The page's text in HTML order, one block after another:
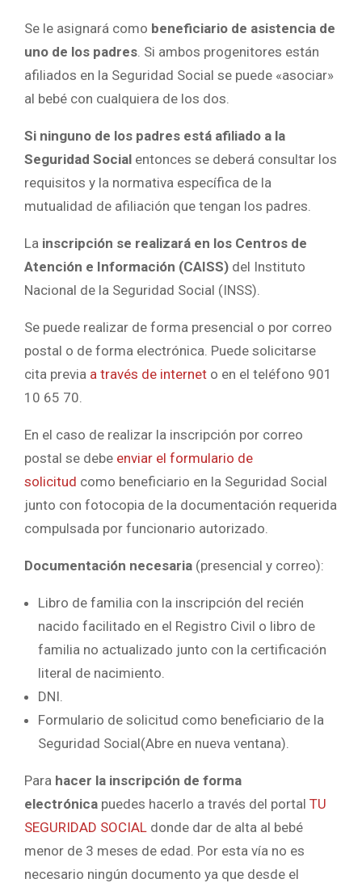
Se le asignará como beneficiario de asistencia de
uno de los padres . Si ambos progenitores están
afiliados en la Seguridad Social se puede «asociar»
al bebé con cualquiera de los dos.
Si ninguno de los padres está afiliado a la
Seguridad Social entonces se deberá consultar los
requisitos y la normativa específica de la
mutualidad de afiliación que tengan los padres.
La inscripción se realizará en los Centros de
Atención e Información (CAISS) del Instituto
Nacional de la Seguridad Social (INSS).
Se puede realizar de forma presencial o por correo
postal o de forma electrónica. Puede solicitarse
cita previa a través de internet o en el teléfono 901
10 65 70.
En el caso de realizar la inscripción por correo
postal se debe enviar el formulario de
solicitud como beneficiario en la Seguridad Social
junto con fotocopia de la documentación requerida
compulsada por funcionario autorizado.
Documentación necesaria (presencial y correo):
Libro de familia con la inscripción del recién
nacido facilitado en el Registro Civil o libro de
familia no actualizado junto con la certificación
literal de nacimiento.
DNI.
Formulario de solicitud como beneficiario de la
Seguridad Social(Abre en nueva ventana).
Para hacer la inscripción de forma
electrónica puedes hacerlo a través del portal TU
SEGURIDAD SOCIAL donde dar de alta al bebé
menor de 3 meses de edad. Por esta vía no es
necesario ningún documento ya que desde el